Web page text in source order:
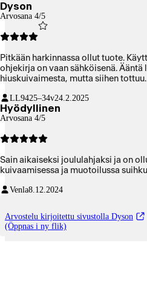
Dyson
Arvosana 4/5
Pitkään harkinnassa ollut tuote.
ohjekirja on vaan sähköisenä. Ääntä
hiuskuivaimesta, mutta siihen tottuu.
LL9425–34v24.2.2025
Hyödyllinen
Arvosana 4/5
Sain aikaiseksi joululahjaksi ja on
kuivaamisessa ja muotoilussa
Venla8.12.2024
Arvostelu kirjoitettu sivustolla Dyson
(Öppnas i ny flik)